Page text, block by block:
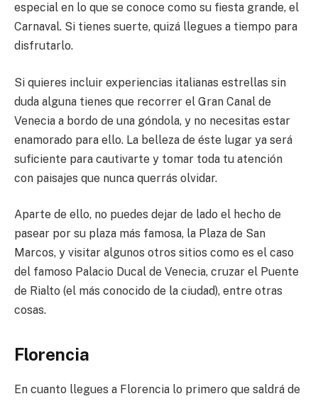
especial en lo que se conoce como su fiesta grande, el
Carnaval. Si tienes suerte, quizá llegues a tiempo para
disfrutarlo.
Si quieres incluir experiencias italianas estrellas sin
duda alguna tienes que recorrer el Gran Canal de
Venecia a bordo de una góndola, y no necesitas estar
enamorado para ello. La belleza de éste lugar ya será
suficiente para cautivarte y tomar toda tu atención
con paisajes que nunca querrás olvidar.
Aparte de ello, no puedes dejar de lado el hecho de
pasear por su plaza más famosa, la Plaza de San
Marcos, y visitar algunos otros sitios como es el caso
del famoso Palacio Ducal de Venecia, cruzar el Puente
de Rialto (el más conocido de la ciudad), entre otras
cosas.
Florencia
En cuanto llegues a Florencia lo primero que saldrá de